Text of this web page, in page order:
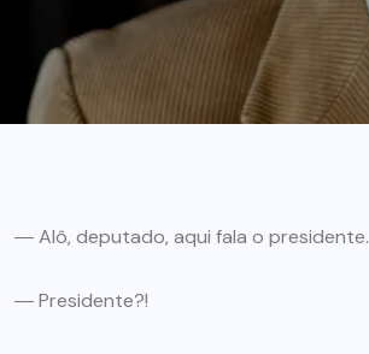
― Alô, deputado, aqui fala o presidente.
― Presidente?!